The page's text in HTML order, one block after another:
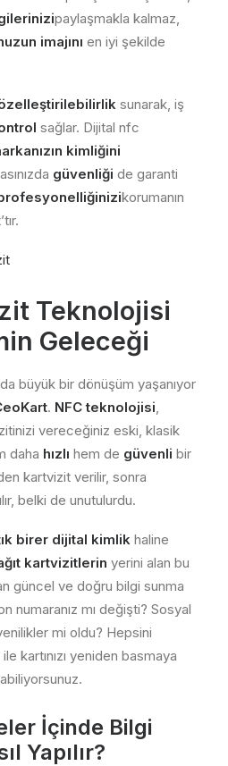
paylaşmakla kalmaz,
imajını en iyi şekilde
sunarak, iş
sağlar. Dijital nfc
kimliğini
güvenliği de garanti
korumanın
Teknolojisi
Geleceği
büyük bir dönüşüm yaşanıyor
. NFC teknolojisi,
vereceğiniz eski, klasik
daha hızlı hem de güvenli bir
kartvizit verilir, sonra
belki de unutulurdu.
birer dijital kimlik haline
kartvizitlerin yerini alan bu
güncel ve doğru bilgi sunma
numaranız mı değişti? Sosyal
mi oldu? Hepsini
kartınızı yeniden basmaya
İçinde Bilgi
Yapılır?